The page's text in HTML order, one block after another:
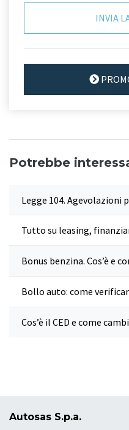
Potrebbe
Legge 104. Agevolazioni
Tutto su leasing,
Bonus benzina. Cos’è e
Bollo auto: come
Cos’è il CED e come
Autosas S.p.a.